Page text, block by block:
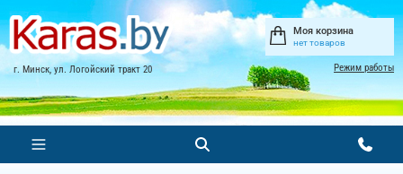
г. Минск, ул. Логойский тракт 20
Моя корзина
нет товаров
Режим работы